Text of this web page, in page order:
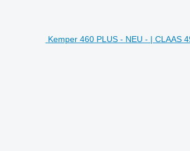
Kemper 460 PLUS - NEU - | CLAAS